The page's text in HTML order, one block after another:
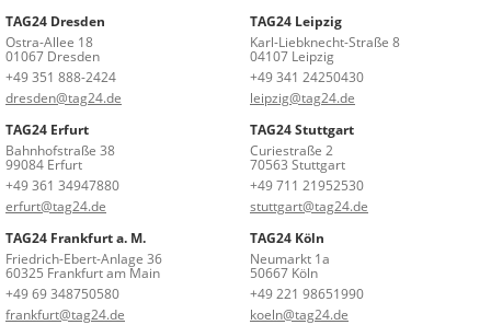
TAG24 Dresden
Ostra-Allee 18
01067 Dresden
+49 351 888-2424
dresden@tag24.de
TAG24 Leipzig
Karl-Liebknecht-Straße 8
04107 Leipzig
+49 341 24250430
leipzig@tag24.de
TAG24 Erfurt
Bahnhofstraße 38
99084 Erfurt
+49 361 34947880
erfurt@tag24.de
TAG24 Stuttgart
Curiestraße 2
70563 Stuttgart
+49 711 21952530
stuttgart@tag24.de
TAG24 Frankfurt a. M.
Friedrich-Ebert-Anlage 36
60325 Frankfurt am Main
+49 69 348750580
frankfurt@tag24.de
TAG24 Köln
Neumarkt 1a
50667 Köln
+49 221 98651990
koeln@tag24.de